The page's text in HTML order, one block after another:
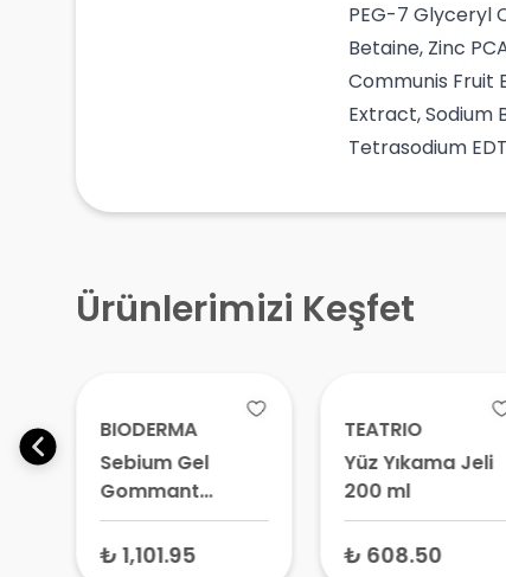
PEG-7 Glyceryl
Betaine, Zinc
Communis Fruit
Extract, Sodium
Tetrasodium
Ürünlerimizi Keşfet
BIODERMA
Sebium Gel
Gommant
Exfoliating
Karma ve Yağlı
₺ 1,101.95
TEATRIO
Yüz Yıkama Jeli
200 ml
₺ 608.50